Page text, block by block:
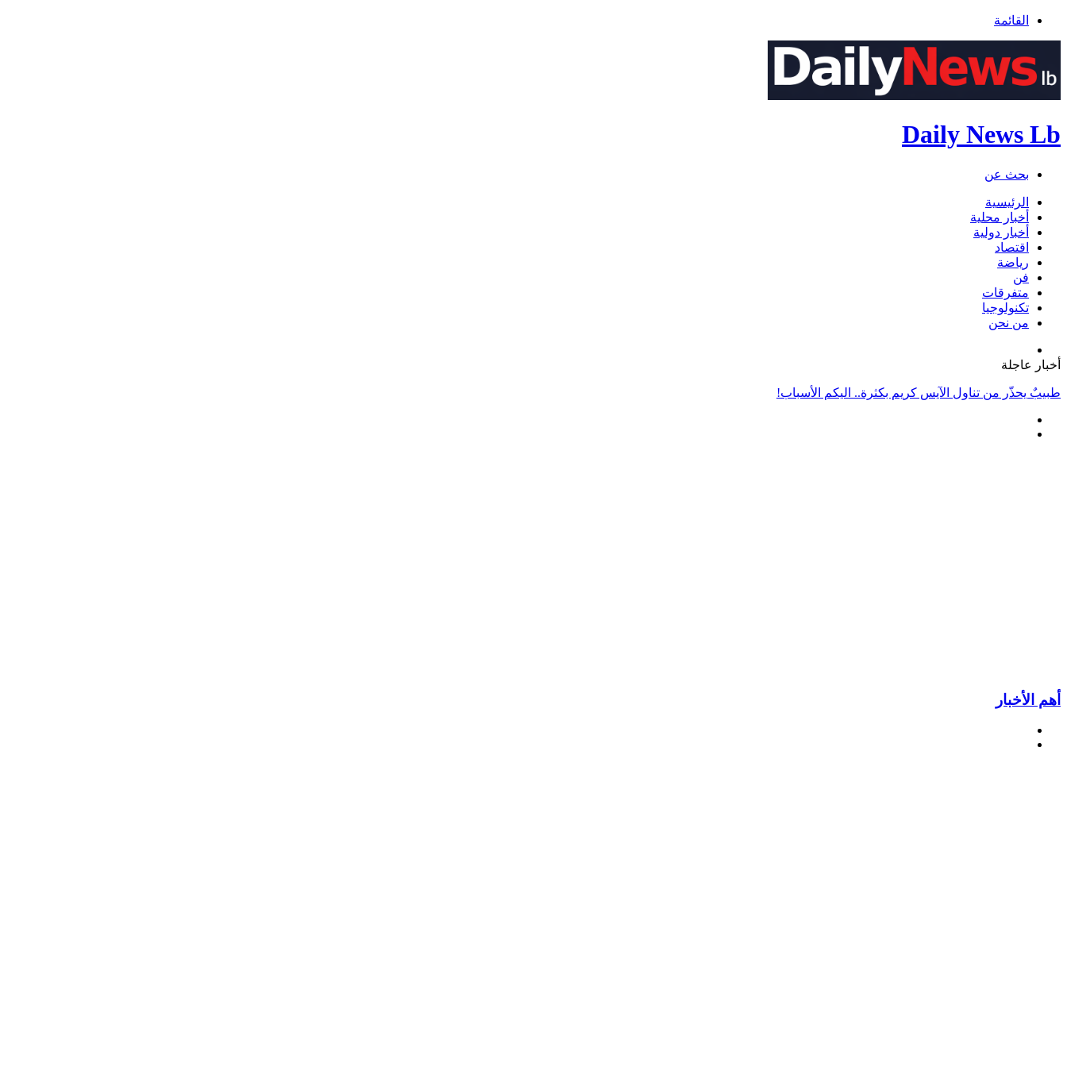
القائمة
Daily News Lb
بحث عن
الرئيسية
أخبار محلية
أخبار دولية
اقتصاد
رياضة
فن
متفرقات
تكنولوجيا
من نحن
أخبار عاجلة
طبيبٌ يحذّر من تناول الآيس كريم بكثرة.. اليكم الأسباب!
أهم الأخبار